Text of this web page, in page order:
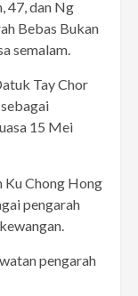
47, dan Ng
Bebas Bukan
semalam.
Tay Chor
15 Mei
Chong Hong
pengarah
pengarah